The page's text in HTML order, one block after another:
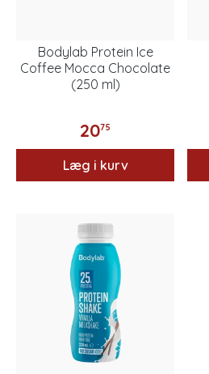
Bodylab Protein Ice
Coffee Mocca Chocolate
(250 ml)
2075
Læg i kurv